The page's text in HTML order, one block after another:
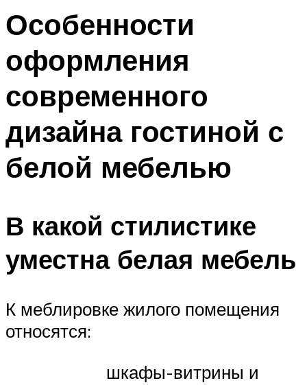
Особенности
оформления
современного
дизайна гостиной с
белой мебелью
В какой стилистике
уместна белая мебель
К меблировке жилого помещения
относятся:
шкафы-витрины и